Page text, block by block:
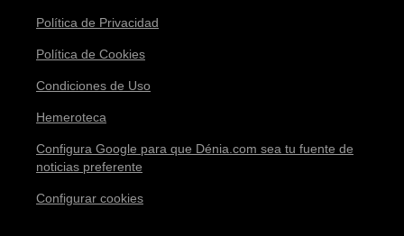
Política de Privacidad
Política de Cookies
Condiciones de Uso
Hemeroteca
Configura Google para que Dénia.com sea tu fuente de
noticias preferente
Configurar cookies